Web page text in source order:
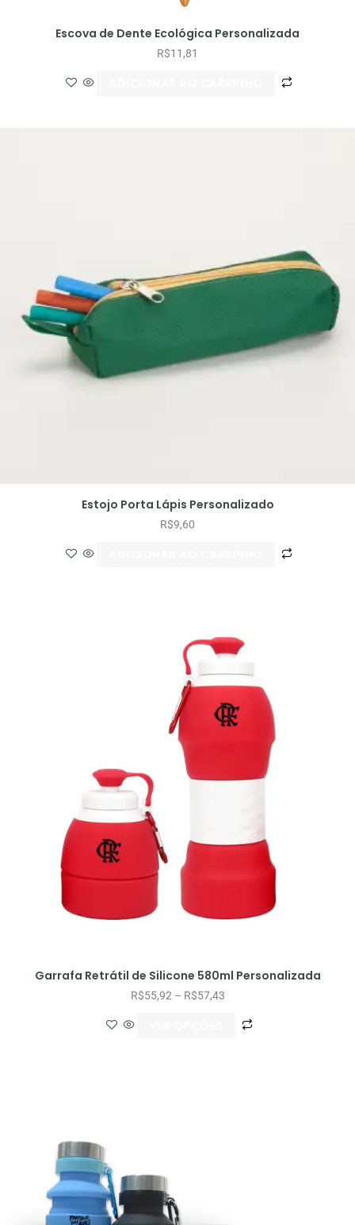
Escova de Dente Ecológica Personalizada
R$11,81
Estojo Porta Lápis Personalizado
R$9,60
Garrafa Retrátil de Silicone 580ml Personalizada
R$55,92 – R$57,43